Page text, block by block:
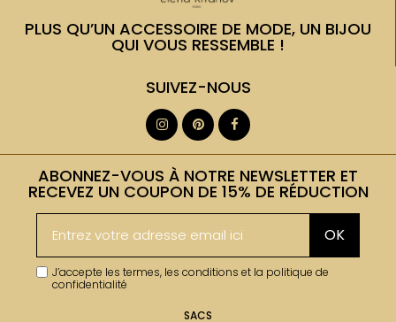
PLUS QU’UN ACCESSOIRE DE MODE, UN BIJOU
QUI VOUS RESSEMBLE !
SUIVEZ-NOUS
ABONNEZ-VOUS À NOTRE NEWSLETTER ET
RECEVEZ UN COUPON DE 15% DE RÉDUCTION
OK
J’accepte les termes, les conditions et la politique de
confidentialité
SACS